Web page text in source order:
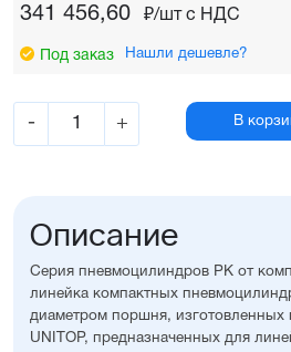
341 456,60 ₽/шт c НДС
Под заказ Нашли дешевле?
- + В
Описание
Серия пневмоцилиндров PK от
линейка компактных
диаметром поршня, изготовленных
UNITOP, предназначенных для